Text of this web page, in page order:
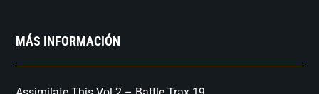
MÁS INFORMACIÓN